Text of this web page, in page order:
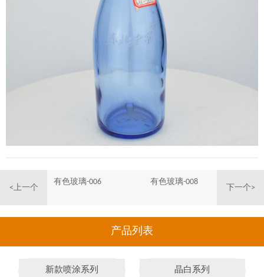
<上一个
有色玻璃-006
下一个>
有色玻璃-008
产品列表
新款喷涂系列 晶白系列